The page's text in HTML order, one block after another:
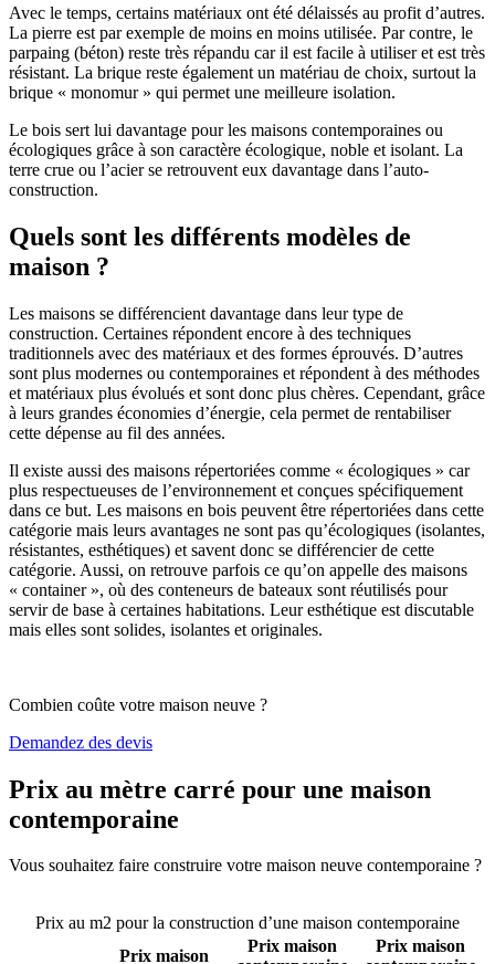
Avec le temps, certains matériaux ont été délaissés au profit d’autres.
La pierre est par exemple de moins en moins utilisée. Par contre, le
parpaing (béton) reste très répandu car il est facile à utiliser et est très
résistant. La brique reste également un matériau de choix, surtout la
brique « monomur » qui permet une meilleure isolation.
Le bois sert lui davantage pour les maisons contemporaines ou
écologiques grâce à son caractère écologique, noble et isolant. La
terre crue ou l’acier se retrouvent eux davantage dans l’auto-
construction.
Quels sont les différents modèles de
maison ?
Les maisons se différencient davantage dans leur type de
construction. Certaines répondent encore à des techniques
traditionnels avec des matériaux et des formes éprouvés. D’autres
sont plus modernes ou contemporaines et répondent à des méthodes
et matériaux plus évolués et sont donc plus chères. Cependant, grâce
à leurs grandes économies d’énergie, cela permet de rentabiliser
cette dépense au fil des années.
Il existe aussi des maisons répertoriées comme « écologiques » car
plus respectueuses de l’environnement et conçues spécifiquement
dans ce but. Les maisons en bois peuvent être répertoriées dans cette
catégorie mais leurs avantages ne sont pas qu’écologiques (isolantes,
résistantes, esthétiques) et savent donc se différencier de cette
catégorie. Aussi, on retrouve parfois ce qu’on appelle des maisons
« container », où des conteneurs de bateaux sont réutilisés pour
servir de base à certaines habitations. Leur esthétique est discutable
mais elles sont solides, isolantes et originales.
Combien coûte votre maison neuve ?
Demandez des devis
Prix au mètre carré pour une maison
contemporaine
Vous souhaitez faire construire votre maison neuve contemporaine ?
Prix au m2 pour la construction d’une maison contemporaine
Prix maison
Prix maison
Prix maison